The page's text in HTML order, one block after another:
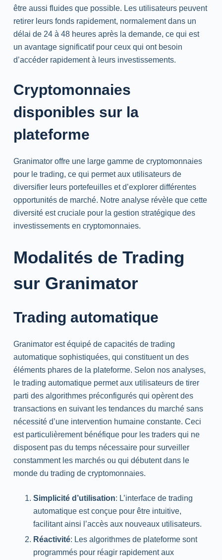
être aussi fluides que possible. Les utilisateurs peuvent
retirer leurs fonds rapidement, normalement dans un
délai de 24 à 48 heures après la demande, ce qui est
un avantage significatif pour ceux qui ont besoin
d’accéder rapidement à leurs investissements.
Cryptomonnaies
disponibles sur la
plateforme
Granimator offre une large gamme de cryptomonnaies
pour le trading, ce qui permet aux utilisateurs de
diversifier leurs portefeuilles et d’explorer différentes
opportunités de marché. Notre analyse révèle que cette
diversité est cruciale pour la gestion stratégique des
investissements en cryptomonnaies.
Modalités de Trading
sur Granimator
Trading automatique
Granimator est équipé de capacités de trading
automatique sophistiquées, qui constituent un des
éléments phares de la plateforme. Selon nos analyses,
le trading automatique permet aux utilisateurs de tirer
parti des algorithmes préconfigurés qui opèrent des
transactions en suivant les tendances du marché sans
nécessité d’une intervention humaine constante. Ceci
est particulièrement bénéfique pour les traders qui ne
disposent pas du temps nécessaire pour surveiller
constamment les marchés ou qui débutent dans le
monde du trading de cryptomonnaies.
Simplicité d’utilisation: L’interface de trading
automatique est conçue pour être intuitive,
facilitant ainsi l’accès aux nouveaux utilisateurs.
Réactivité: Les algorithmes de plateforme sont
programmés pour réagir rapidement aux